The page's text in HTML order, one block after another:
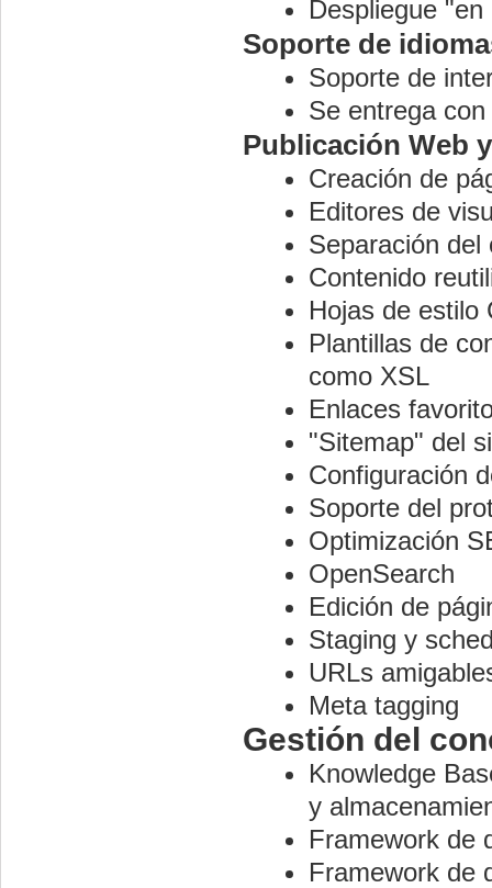
Despliegue
Soporte de
Soporte de
Se entrega
Publicación Web
Creación de
Editores de
Separación del
Contenido
Hojas de estilo
Plantillas de
como XSL
Enlaces
"Sitemap" del
Configuración
Soporte del
Optimización
OpenSearch
Edición de
Staging y
URLs
Meta tagging
Gestión del
Knowledge
y
Framework de
Framework de